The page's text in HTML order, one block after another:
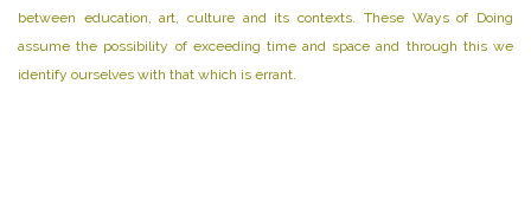
between education, art, culture and its contexts. These Ways of Doing
assume the possibility of exceeding time and space and through this we
identify ourselves with that which is errant.